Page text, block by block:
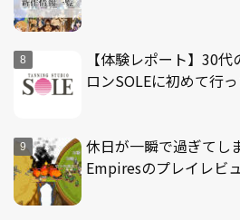
【体験レポート】30
ロンSOLEに初めて行
休日が一瞬で過ぎてし
Empiresのプレイレビ